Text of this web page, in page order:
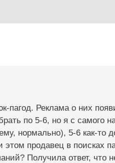
пагод. Реклама о них
по 5-6, но я с самого
нормально), 5-6 как-то
продавец в поисках
Получила ответ, что